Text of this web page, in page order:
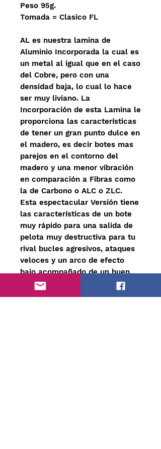
Peso 95g.
Tomada = Clasico FL
AL es nuestra lamina de
Aluminio Incorporada la cual es
un metal al igual que en el caso
del Cobre, pero con una
densidad baja, lo cual lo hace
ser muy liviano. La
Incorporación de esta Lamina le
proporciona las características
de tener un gran punto dulce en
el madero, es decir botes mas
parejos en el contorno del
madero y una menor vibración
en comparación a Fibras como
la de Carbono o ALC o ZLC.
Esta espectacular Versión tiene
las características de un bote
muy rápido para una salida de
pelota muy destructiva para tu
rival bucles agresivos, ataques
veloces y un arco de efecto
bajo acompañado de un buen
control, sin dudas te